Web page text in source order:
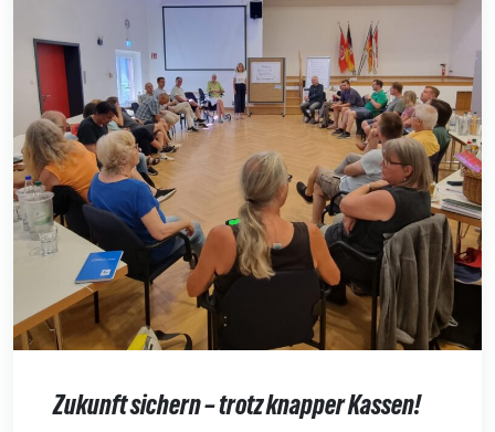
Zukunft sichern – trotz knapper Kassen!